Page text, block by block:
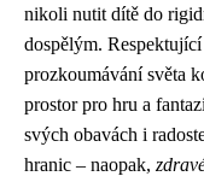
nikoli nutit dítě do
dospělým.
prozkoumávání světa
prostor pro hru a
svých obavách i
hranic – naopak,